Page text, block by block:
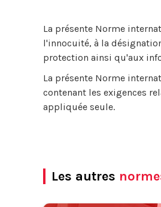
La présente Norme
l'innocuité, à la
protection ainsi qu'aux
La présente Norme
contenant les exigences
appliquée seule.
Les autres